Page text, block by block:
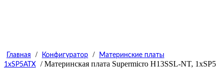
Главная / Конфигуратор /
Материнские платы
1xSP5ATX
/ Материнская плата Supermicro H13SSL-NT, 1xSP5